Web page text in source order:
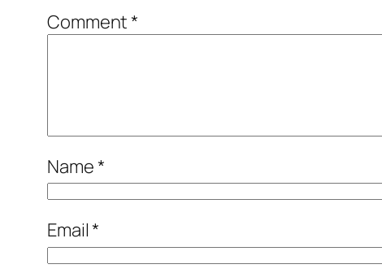
Comment*
Name*
Email*